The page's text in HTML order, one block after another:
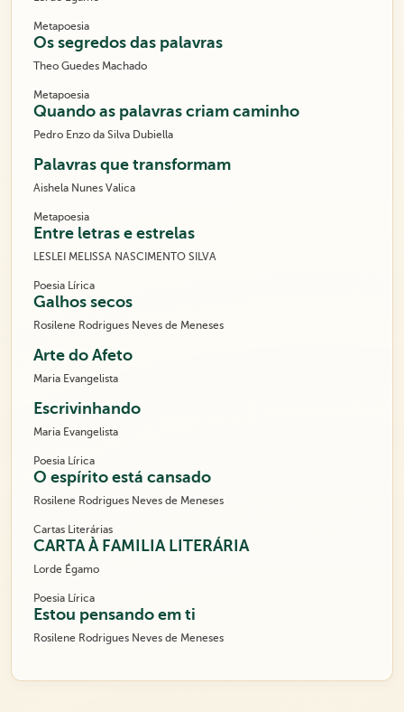
Metapoesia
Os segredos das palavras
Theo Guedes Machado
Metapoesia
Quando as palavras criam caminho
Pedro Enzo da Silva Dubiella
Palavras que transformam
Aishela Nunes Valica
Metapoesia
Entre letras e estrelas
LESLEI MELISSA NASCIMENTO SILVA
Poesia Lírica
Galhos secos
Rosilene Rodrigues Neves de Meneses
Arte do Afeto
Maria Evangelista
Escrivinhando
Maria Evangelista
Poesia Lírica
O espírito está cansado
Rosilene Rodrigues Neves de Meneses
Cartas Literárias
CARTA À FAMILIA LITERÁRIA
Lorde Égamo
Poesia Lírica
Estou pensando em ti
Rosilene Rodrigues Neves de Meneses